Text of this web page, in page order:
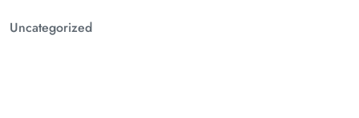
Uncategorized